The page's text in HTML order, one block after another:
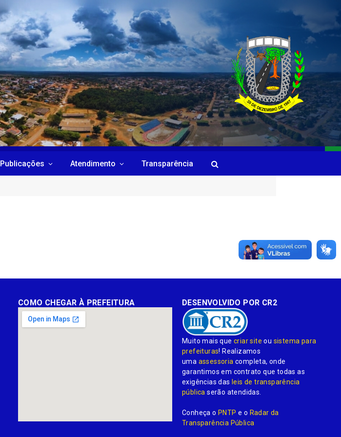
Publicações Atendimento Transparência
COMO CHEGAR À PREFEITURA DESENVOLVIDO POR CR2
Muito mais quecriar site ou sistema para
prefeituras! Realizamos
uma assessoria completa, onde
garantimos em contrato que todas as
exigências dasleis de transparência
pública serão atendidas.
Conheça oPNTP e o Radar da
Transparência Pública